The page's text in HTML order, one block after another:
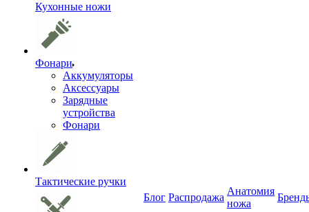
Кухонные ножи
Фонари
Аккумуляторы
Аксессуары
Зарядные
устройства
Фонари
Тактические ручки
Блог Распродажа
Анатомия
ножа